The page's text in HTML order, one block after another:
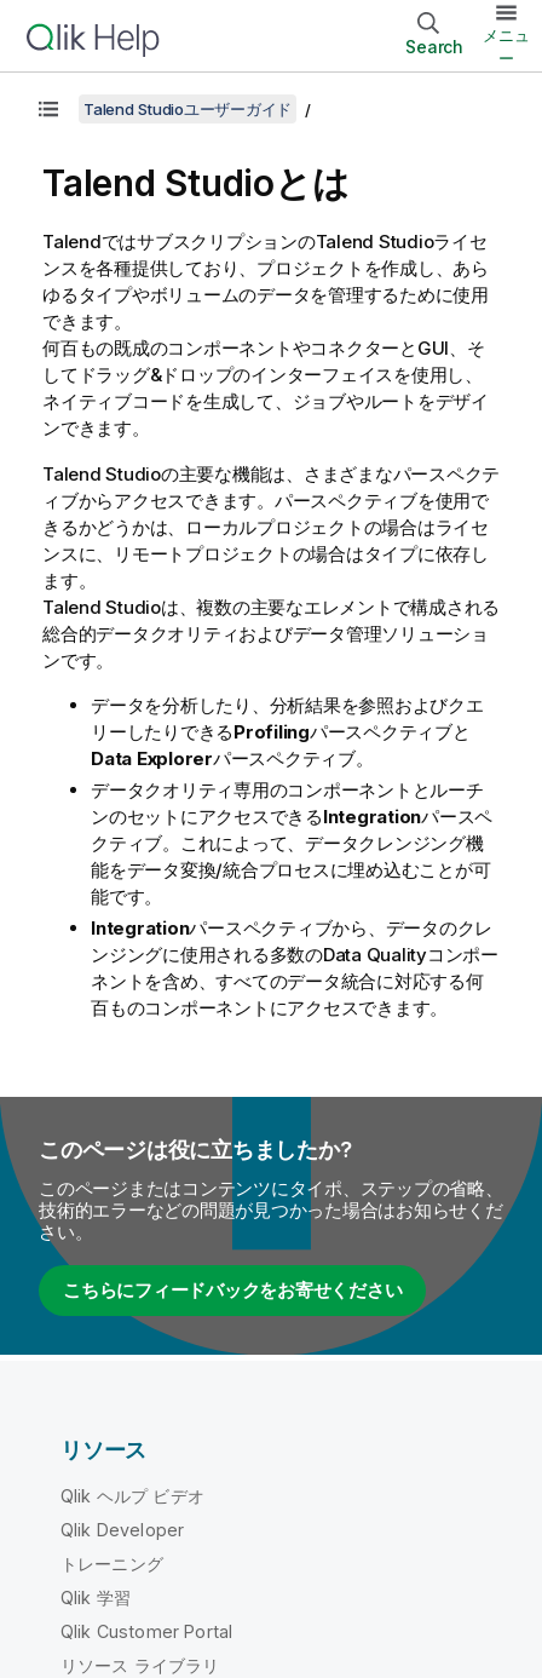
Search
メニュ
ー
Talend Studioユーザーガイド
Talend Studioとは
TalendではサブスクリプションのTalend Studioライセ
ンスを各種提供しており、プロジェクトを作成し、あら
ゆるタイプやボリュームのデータを管理するために使用
できます。
何百もの既成のコンポーネントやコネクターとGUI、そ
してドラッグ&ドロップのインターフェイスを使用し、
ネイティブコードを生成して、ジョブやルートをデザイ
ンできます。
Talend Studioの主要な機能は、さまざまなパースペクテ
ィブからアクセスできます。パースペクティブを使用で
きるかどうかは、ローカルプロジェクトの場合はライセ
ンスに、リモートプロジェクトの場合はタイプに依存し
ます。
Talend Studioは、複数の主要なエレメントで構成される
総合的データクオリティおよびデータ管理ソリューショ
ンです。
データを分析したり、分析結果を参照およびクエ
リーしたりできるProfilingパースペクティブと
Data Explorerパースペクティブ。
データクオリティ専用のコンポーネントとルーチ
ンのセットにアクセスできるIntegrationパースペ
クティブ。これによって、データクレンジング機
能をデータ変換/統合プロセスに埋め込むことが可
能です。
Integrationパースペクティブから、データのクレ
ンジングに使用される多数のData Qualityコンポー
ネントを含め、すべてのデータ統合に対応する何
百ものコンポーネントにアクセスできます。
このページは役に立ちましたか?
このページまたはコンテンツにタイポ、ステップの省略、
技術的エラーなどの問題が見つかった場合はお知らせくだ
さい。
こちらにフィードバックをお寄せください
リソース
Qlik ヘルプ ビデオ
Qlik Developer
トレーニング
Qlik 学習
Qlik Customer Portal
リソース ライブラリ